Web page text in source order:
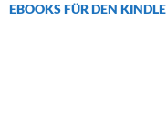
EBOOKS FÜR DEN KINDLE